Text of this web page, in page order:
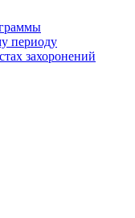
периоду
захоронений